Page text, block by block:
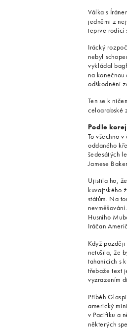
Válka s
jedněmi z
teprve rodící
Irácký
nebyl
vykládal
na
odškodnění
Ten se k
celoarabské
Podle
To všechno
oddaného
šedesátých
Jamese
Ujistila ho,
kuvajtského
státům. Na
Husního
Iráčan
Když později
netušila, že
tahanicích s
třebaže text
vyzrazením
Příběh
americký
v Pacifiku a
některých